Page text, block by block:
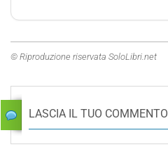
© Riproduzione riservata SoloLibri.net
LASCIA IL TUO COMMENTO